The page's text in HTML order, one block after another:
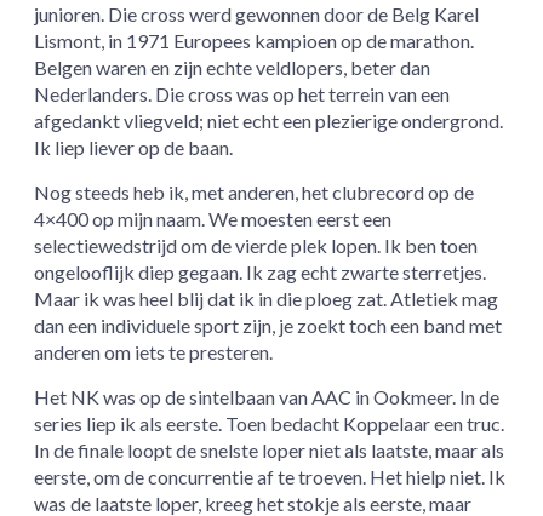
junioren. Die cross werd gewonnen door de Belg Karel
Lismont, in 1971 Europees kampioen op de marathon.
Belgen waren en zijn echte veldlopers, beter dan
Nederlanders. Die cross was op het terrein van een
afgedankt vliegveld; niet echt een plezierige ondergrond.
Ik liep liever op de baan.
Nog steeds heb ik, met anderen, het clubrecord op de
4×400 op mijn naam. We moesten eerst een
selectiewedstrijd om de vierde plek lopen. Ik ben toen
ongelooflijk diep gegaan. Ik zag echt zwarte sterretjes.
Maar ik was heel blij dat ik in die ploeg zat. Atletiek mag
dan een individuele sport zijn, je zoekt toch een band met
anderen om iets te presteren.
Het NK was op de sintelbaan van AAC in Ookmeer. In de
series liep ik als eerste. Toen bedacht Koppelaar een truc.
In de finale loopt de snelste loper niet als laatste, maar als
eerste, om de concurrentie af te troeven. Het hielp niet. Ik
was de laatste loper, kreeg het stokje als eerste, maar